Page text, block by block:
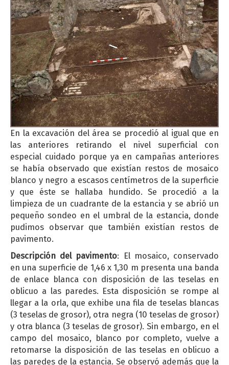
En la excavación del área se procedió al igual que en
las anteriores retirando el nivel superficial con
especial cuidado porque ya en campañas anteriores
se había observado que existían restos de mosaico
blanco y negro a escasos centímetros de la superficie
y que éste se hallaba hundido. Se procedió a la
limpieza de un cuadrante de la estancia y se abrió un
pequeño sondeo en el umbral de la estancia, donde
pudimos observar que también existían restos de
pavimento.
Descripción del pavimento: El mosaico, conservado
en una superficie de 1,46 x 1,30 m presenta una banda
de enlace blanca con disposición de las teselas en
oblicuo a las paredes. Esta disposición se rompe al
llegar a la orla, que exhibe una fila de teselas blancas
(3 teselas de grosor), otra negra (10 teselas de grosor)
y otra blanca (3 teselas de grosor). Sin embargo, en el
campo del mosaico, blanco por completo, vuelve a
retomarse la disposición de las teselas en oblicuo a
las paredes de la estancia. Se observó además que la